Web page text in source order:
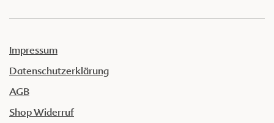
Impressum
Datenschutzerklärung
AGB
Shop Widerruf